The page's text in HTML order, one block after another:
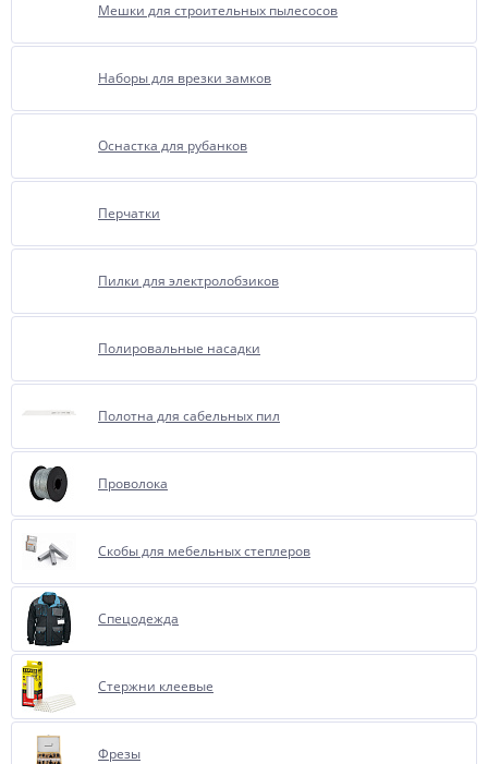
Мешки для строительных пылесосов
Наборы для врезки замков
Оснастка для рубанков
Перчатки
Пилки для электролобзиков
Полировальные насадки
Полотна для сабельных пил
Проволока
Скобы для мебельных степлеров
Спецодежда
Стержни клеевые
Фрезы